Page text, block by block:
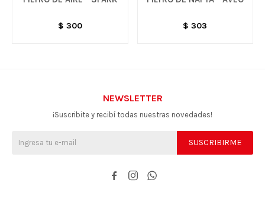
$ 300 $ 303
NEWSLETTER
¡Suscribite y recibí todas nuestras novedades!
SUSCRIBIRME
  